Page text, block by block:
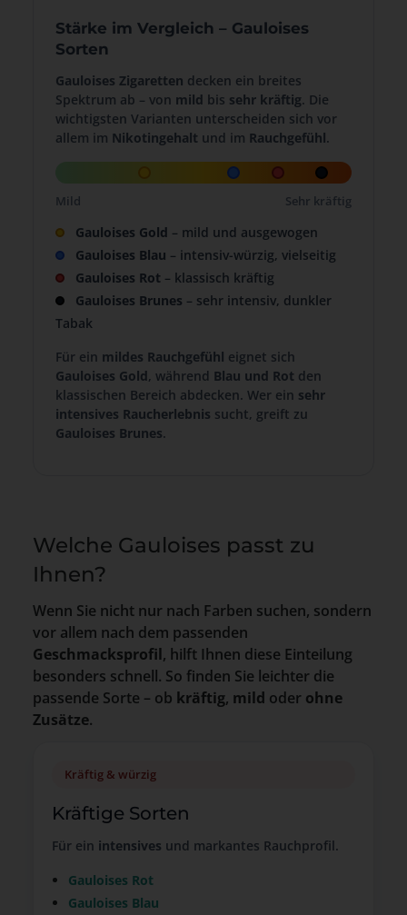
Stärke im Vergleich – Gauloises
Sorten
Gauloises Zigaretten decken ein breites
Spektrum ab – von mild bis sehr kräftig. Die
wichtigsten Varianten unterscheiden sich vor
allem im Nikotingehalt und im Rauchgefühl.
Mild Sehr kräftig
Gauloises Gold – mild und ausgewogen
Gauloises Blau – intensiv-würzig, vielseitig
Gauloises Rot – klassisch kräftig
Gauloises Brunes – sehr intensiv, dunkler
Tabak
Für ein mildes Rauchgefühl eignet sich
Gauloises Gold, während Blau und Rot den
klassischen Bereich abdecken. Wer ein sehr
intensives Raucherlebnis sucht, greift zu
Gauloises Brunes.
Welche Gauloises passt zu
Ihnen?
Wenn Sie nicht nur nach Farben suchen, sondern
vor allem nach dem passenden
Geschmacksprofil, hilft Ihnen diese Einteilung
besonders schnell. So finden Sie leichter die
passende Sorte – ob kräftig, mild oder ohne
Zusätze.
Kräftig & würzig
Kräftige Sorten
Für ein intensives und markantes Rauchprofil.
Gauloises Rot
Gauloises Blau